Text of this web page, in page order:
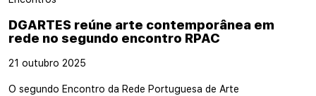
DGARTES reúne arte contemporânea em
rede no segundo encontro RPAC
21 outubro 2025
O segundo Encontro da Rede Portuguesa de Arte